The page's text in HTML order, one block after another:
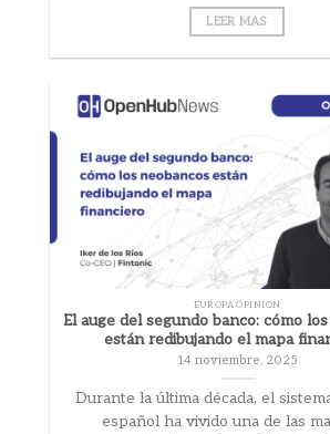
LEER MAS
EUROPA OPINION
El auge del segundo banco: cómo
están redibujando el mapa
14 noviembre, 2025
Durante la última década, el
español ha vivido una de las